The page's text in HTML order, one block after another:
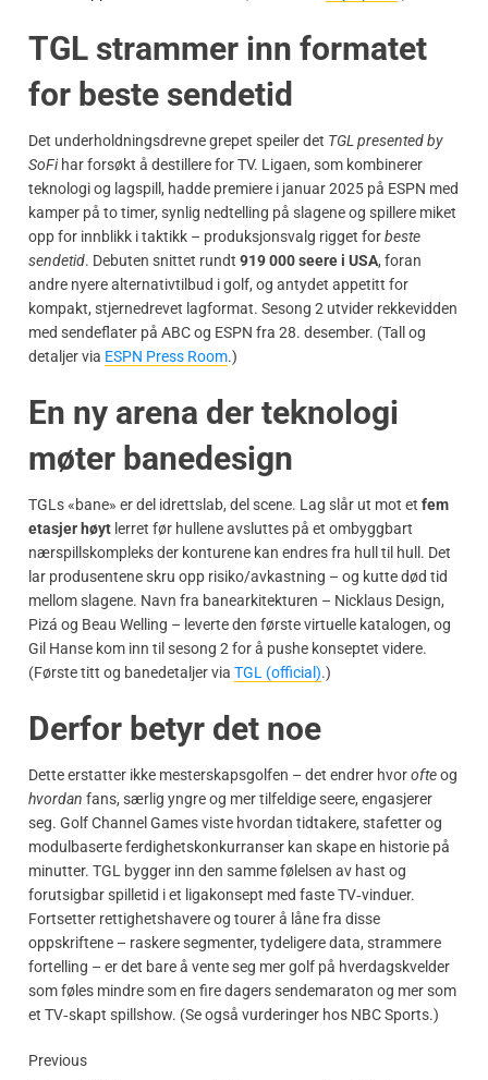
TGL strammer inn formatet
for beste sendetid
Det underholdningsdrevne grepet speiler det TGL presented by
SoFihar forsøkt å destillere for TV. Ligaen, som kombinerer
teknologi og lagspill, hadde premiere i januar 2025 på ESPN med
kamper på to timer, synlig nedtelling på slagene og spillere miket
opp for innblikk i taktikk – produksjonsvalg rigget forbeste
sendetid. Debuten snittet rundt 919 000 seere i USA, foran
andre nyere alternativtilbud i golf, og antydet appetitt for
kompakt, stjernedrevet lagformat. Sesong 2 utvider rekkevidden
med sendeflater på ABC og ESPN fra 28. desember. (Tall og
detaljer via ESPN Press Room.)
En ny arena der teknologi
møter banedesign
TGLs «bane» er del idrettslab, del scene. Lag slår ut mot et fem
etasjer høyt lerret før hullene avsluttes på et ombyggbart
nærspillskompleks der konturene kan endres fra hull til hull. Det
lar produsentene skru opp risiko/avkastning – og kutte død tid
mellom slagene. Navn fra banearkitekturen – Nicklaus Design,
Pizá og Beau Welling – leverte den første virtuelle katalogen, og
Gil Hanse kom inn til sesong 2 for å pushe konseptet videre.
(Første titt og banedetaljer via TGL (official).)
Derfor betyr det noe
Dette erstatter ikke mesterskapsgolfen – det endrer hvorofteog
hvordan fans, særlig yngre og mer tilfeldige seere, engasjerer
seg. Golf Channel Games viste hvordan tidtakere, stafetter og
modulbaserte ferdighetskonkurranser kan skape en historie på
minutter. TGL bygger inn den samme følelsen av hast og
forutsigbar spilletid i et ligakonsept med faste TV‑vinduer.
Fortsetter rettighetshavere og tourer å låne fra disse
oppskriftene – raskere segmenter, tydeligere data, strammere
fortelling – er det bare å vente seg mer golf på hverdagskvelder
som føles mindre som en fire dagers sendemaraton og mer som
et TV‑skapt spillshow. (Se også vurderinger hos NBC Sports.)
Previous